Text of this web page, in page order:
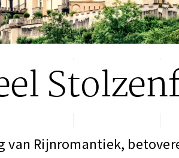
van Rijnromantiek,